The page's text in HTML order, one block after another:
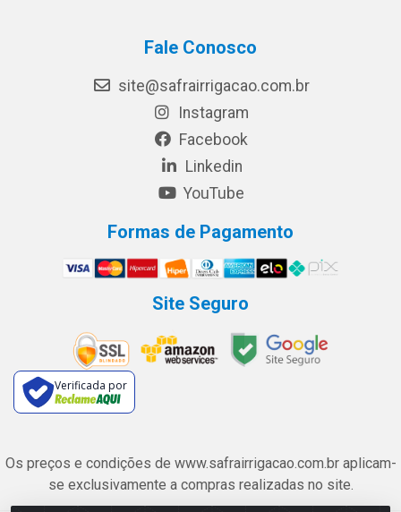
Fale Conosco
site@safrairrigacao.com.br
Instagram
Facebook
Linkedin
YouTube
Formas de Pagamento
Site Seguro
Verificada por
Os preços e condições de www.safrairrigacao.com.br aplicam-
se exclusivamente a compras realizadas no site.